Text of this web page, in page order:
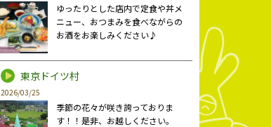
ゆったりとした店内で定食や丼メ
ニュー、おつまみを食べながらの
お酒をお楽しみください♪
東京ドイツ村
2026/03/25
季節の花々が咲き誇っておりま
す！！是非、お越しください。